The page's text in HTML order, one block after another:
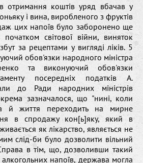
отримання коштів уряд вбачав у
і вина, виробленого з фруктів
цих напоїв було заборонено ще
світової війни, виняток
за рецептами у вигляді ліків. 5
обов'язки народного міністра
та виконуючий обов'язки
посередніх податків А.
до Ради народних міністрів
зазначалося, що "нині, коли
й життя переходить на мирне
в спродажу кон[ь]яку, який в
як лікарство, являється не
слід-би було дозволити вільний
в тім, що, дозволивши такий
напоїв, держава могла